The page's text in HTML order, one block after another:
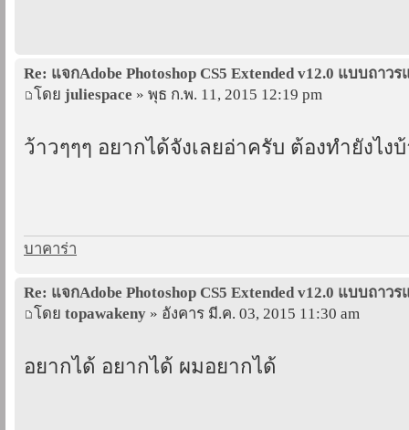
Re: แจกAdobe Photoshop CS5 Extended v12.0 แบบถาว
โดย juliespace » พุธ ก.พ. 11, 2015 12:19 pm
ว้าวๆๆๆ อยากได้จังเลยอ่าครับ ต้องทำยังไง
บาคาร่า
Re: แจกAdobe Photoshop CS5 Extended v12.0 แบบถาว
โดย topawakeny » อังคาร มี.ค. 03, 2015 11:30 am
อยากได้ อยากได้ ผมอยากได้